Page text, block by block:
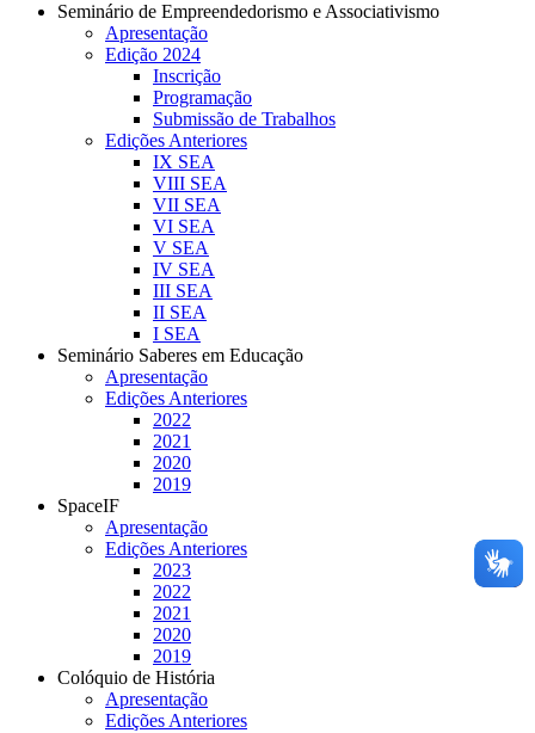
Seminário de Empreendedorismo e Associativismo
Apresentação
Edição 2024
Inscrição
Programação
Submissão de Trabalhos
Edições Anteriores
IX SEA
VIII SEA
VII SEA
VI SEA
V SEA
IV SEA
III SEA
II SEA
I SEA
Seminário Saberes em Educação
Apresentação
Edições Anteriores
2022
2021
2020
2019
SpaceIF
Apresentação
Edições Anteriores
2023
2022
2021
2020
2019
Colóquio de História
Apresentação
Edições Anteriores